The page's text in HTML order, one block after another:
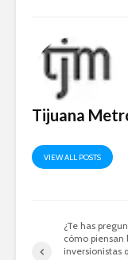
Tijuana
VIEW ALL POSTS
¿Te has
cómo piensan
inversionistas